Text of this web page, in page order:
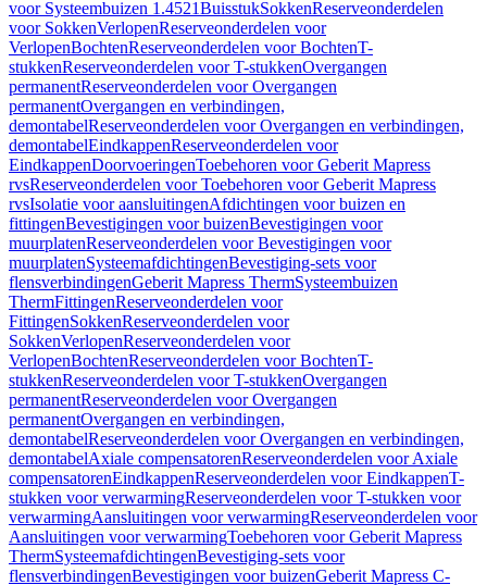
voor Systeembuizen 1.4521BuisstukSokkenReserveonderdelen
voor SokkenVerlopenReserveonderdelen voor
VerlopenBochtenReserveonderdelen voor BochtenT-
stukkenReserveonderdelen voor T-stukkenOvergangen
permanentReserveonderdelen voor Overgangen
permanentOvergangen en verbindingen,
demontabelReserveonderdelen voor Overgangen en verbindingen,
demontabelEindkappenReserveonderdelen voor
EindkappenDoorvoeringenToebehoren voor Geberit Mapress
rvsReserveonderdelen voor Toebehoren voor Geberit Mapress
rvsIsolatie voor aansluitingenAfdichtingen voor buizen en
fittingenBevestigingen voor buizenBevestigingen voor
muurplatenReserveonderdelen voor Bevestigingen voor
muurplatenSysteemafdichtingenBevestiging-sets voor
flensverbindingenGeberit Mapress ThermSysteembuizen
ThermFittingenReserveonderdelen voor
FittingenSokkenReserveonderdelen voor
SokkenVerlopenReserveonderdelen voor
VerlopenBochtenReserveonderdelen voor BochtenT-
stukkenReserveonderdelen voor T-stukkenOvergangen
permanentReserveonderdelen voor Overgangen
permanentOvergangen en verbindingen,
demontabelReserveonderdelen voor Overgangen en verbindingen,
demontabelAxiale compensatorenReserveonderdelen voor Axiale
compensatorenEindkappenReserveonderdelen voor EindkappenT-
stukken voor verwarmingReserveonderdelen voor T-stukken voor
verwarmingAansluitingen voor verwarmingReserveonderdelen voor
Aansluitingen voor verwarmingToebehoren voor Geberit Mapress
ThermSysteemafdichtingenBevestiging-sets voor
flensverbindingenBevestigingen voor buizenGeberit Mapress C-